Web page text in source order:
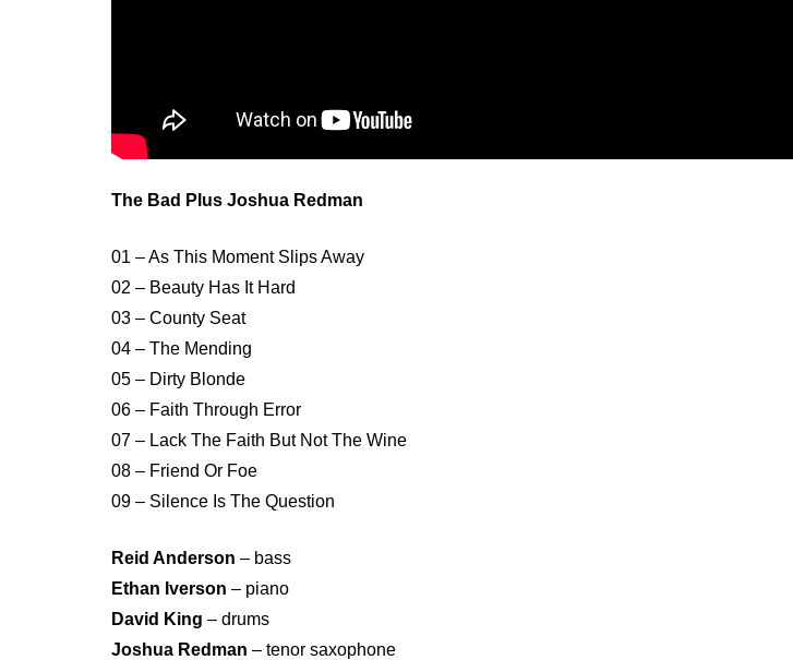
The Bad Plus Joshua Redman
01 – As This Moment Slips Away
02 – Beauty Has It Hard
03 – County Seat
04 – The Mending
05 – Dirty Blonde
06 – Faith Through Error
07 – Lack The Faith But Not The Wine
08 – Friend Or Foe
09 – Silence Is The Question
Reid Anderson – bass
Ethan Iverson – piano
David King – drums
Joshua Redman – tenor saxophone